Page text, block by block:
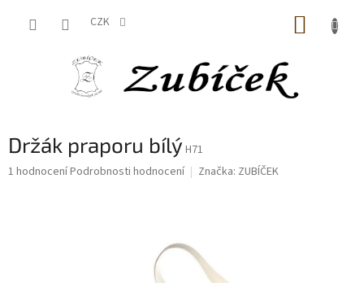
CZK
Držák praporu bílý H71
Průměrné
1 hodnoceníPodrobnosti hodnocení Značka: ZUBÍČEK